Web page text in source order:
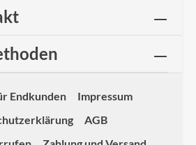
Endkunden
Impressum
AGB